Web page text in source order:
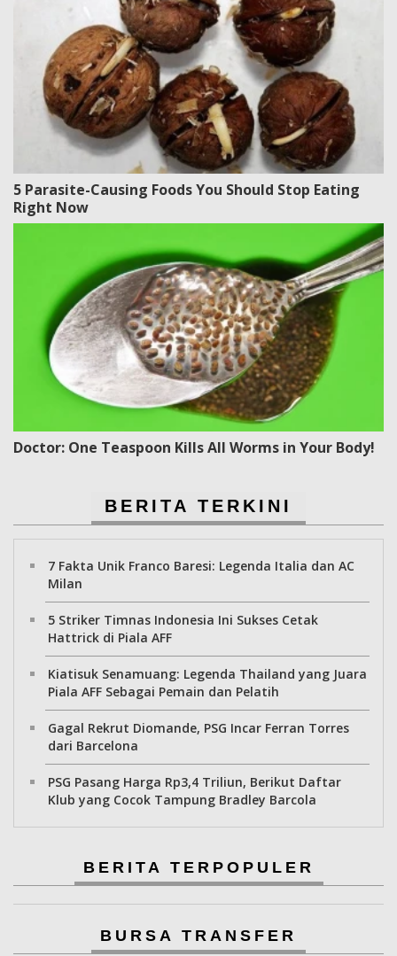
5 Parasite-Causing Foods You Should Stop Eating
Right Now
Doctor: One Teaspoon Kills All Worms in Your Body!
BERITA TERKINI
7 Fakta Unik Franco Baresi: Legenda Italia dan AC
Milan
5 Striker Timnas Indonesia Ini Sukses Cetak
Hattrick di Piala AFF
Kiatisuk Senamuang: Legenda Thailand yang Juara
Piala AFF Sebagai Pemain dan Pelatih
Gagal Rekrut Diomande, PSG Incar Ferran Torres
dari Barcelona
PSG Pasang Harga Rp3,4 Triliun, Berikut Daftar
Klub yang Cocok Tampung Bradley Barcola
BERITA TERPOPULER
BURSA TRANSFER